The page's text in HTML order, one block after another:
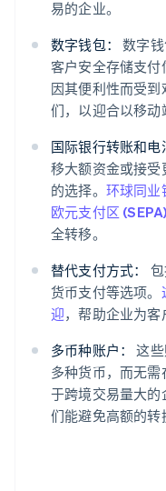
易的企业。
数字钱包：
数字
客户安全存储支
因其便利性而受
们，以迎合以移动
国际银行转账和电
移大额资金或接
的选择。 环球同业
欧元支付区
全转移。
替代支付方式：
货币支付等选项。
迎，帮助企业为客
多币种账户：
这
多种货币，而无
于跨境交易量大
们能避免高额的转